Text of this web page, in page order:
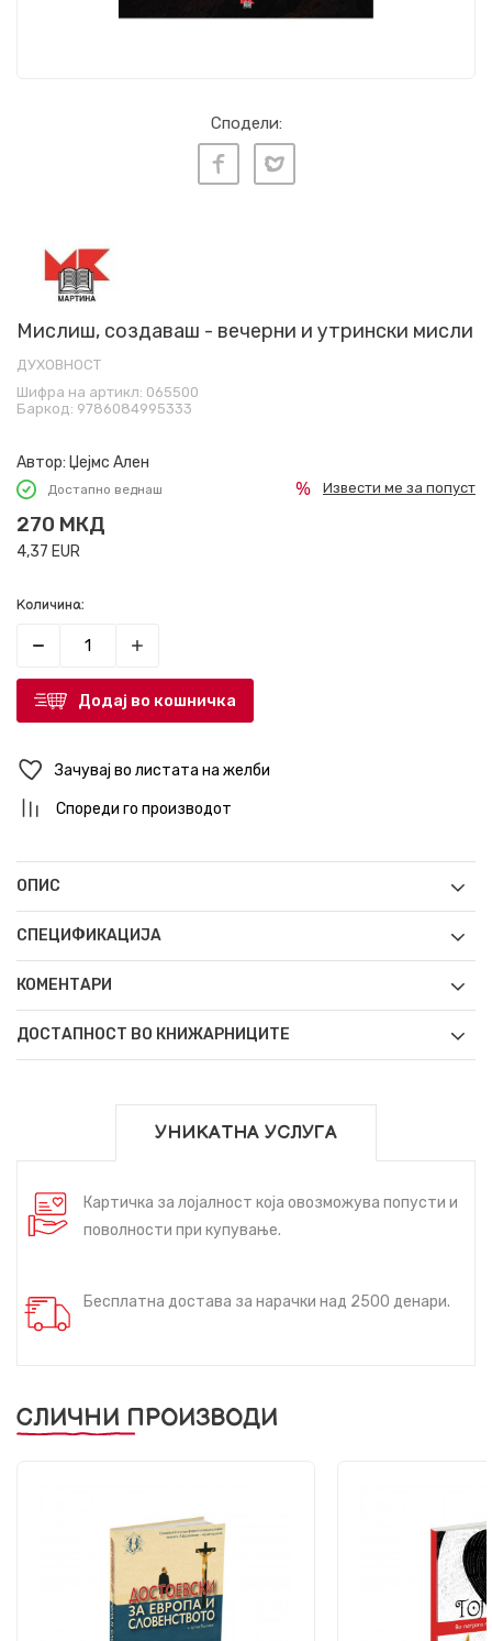
Сподели:
Мислиш, создаваш - вечерни и утрински мисли
ДУХОВНОСТ
Шифра на артикл: 065500
Баркод: 9786084995333
Автор: Џејмс Ален
Достапно веднаш
270 МКД
4,37 EUR
Извести ме за попуст
Количина:
Додај во кошничка
Зачувај во листата на желби
Спореди го производот
ОПИС
СПЕЦИФИКАЦИЈА
КОМЕНТАРИ
ДОСТАПНОСТ ВО КНИЖАРНИЦИТЕ
УНИКАТНА УСЛУГА
Картичка за лојалност која овозможува попусти и
поволности при купување.
Бесплатна достава за нарачки над 2500 денари.
СЛИЧНИ ПРОИЗВОДИ